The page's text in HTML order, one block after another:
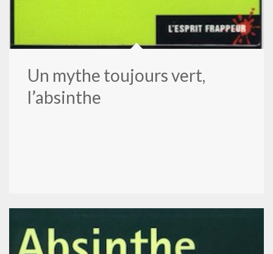
Un mythe toujours vert,
l’absinthe